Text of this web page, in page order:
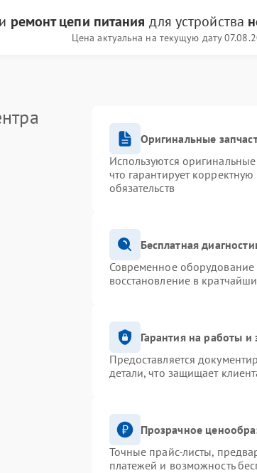
ремонт цепи питания для устройства
Цена актуальна на текущую дату
Оригинальные
Используются
что гарантирует
обязательств
Бесплатная
Современное оборудование
восстановление в
Гарантия на работы и
Предоставляется
детали, что защищает
Прозрачное
Точные прайс-листы,
платежей и возможность